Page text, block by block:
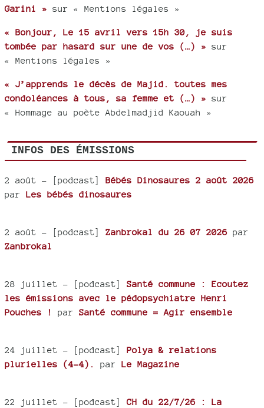
Garini » sur « Mentions légales »
« Bonjour, Le 15 avril vers 15h 30, je suis
tombée par hasard sur une de vos (…) » sur
« Mentions légales »
« J’apprends le décès de Majid. toutes mes
condoléances à tous, sa femme et (…) » sur
« Hommage au poète Abdelmadjid Kaouah »
INFOS DES ÉMISSIONS
2 août - [podcast] Bébés Dinosaures 2 août 2026
par Les bébés dinosaures
2 août - [podcast] Zanbrokal du 26 07 2026 par
Zanbrokal
28 juillet - [podcast] Santé commune : Ecoutez
les émissions avec le pédopsychiatre Henri
Pouches !
par Santé commune = Agir ensemble
24 juillet - [podcast] Polya & relations
plurielles (4-4).
par Le Magazine
22 juillet - [podcast]CH du 22/7/26 : La